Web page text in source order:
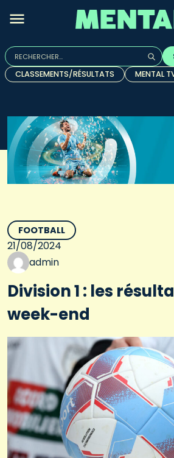
Rechercher :
Quand les résultats de l'auto-
CLASSEMENTS/RÉSULTATS
MENTAL
FOOTBALL
21/08/2024
admin
Division 1 : les
week-end